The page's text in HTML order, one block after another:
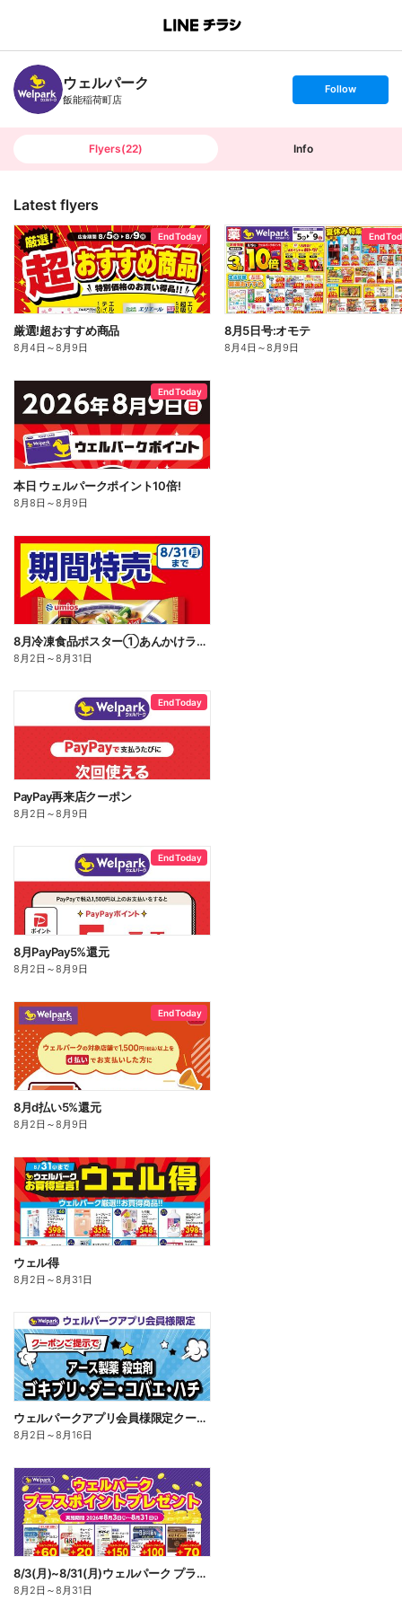
B
n
c
h
T
ウェルパーク
飯能稲荷町店
s
t
o
Follow
Flyers(22) Info
Latest flyers
End Today
厳選!超おすすめ商品
8月4日 ～8月9日
End
8月5日号:オモテ
8月4日 ～8月9日
End Today
本日 ウェルパークポイント10倍!
8月8日 ～8月9日
8月冷凍食品ポスター①あんかけラーメン
8月2日 ～8月31日
End Today
PayPay再来店クーポン
8月2日 ～8月9日
End Today
8月PayPay5%還元
8月2日 ～8月9日
End Today
8月d払い5%還元
8月2日 ～8月9日
ウェル得
8月2日 ～8月31日
ウェルパークアプリ会員様限定クーポン配信中!
8月2日 ～8月16日
8/3(月)~8/31(月)ウェルパーク プラスポイントプレゼント
8月2日 ～8月31日